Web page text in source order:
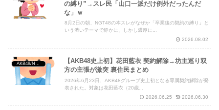
Powered by livedoor 相互RSS
の縛り”→スレ民「山口一派だけ例外だったんだ
な」ｗ
8月2日の朝、NGT48の本スレがなぜか「卒業後の契約の縛り」と
いう渋いテーマで静かに、しかし濃厚に...
2026.08.02
【AKB48史上初】花田藍衣 契約解除→坊主巡り双
方の主張が激突 裏住民まとめ
2026年6月23日、AKB48グループ史上初となる専属契約解除が発
表された。対象は花田藍衣（20歳...
2026.06.25
2026.06.30